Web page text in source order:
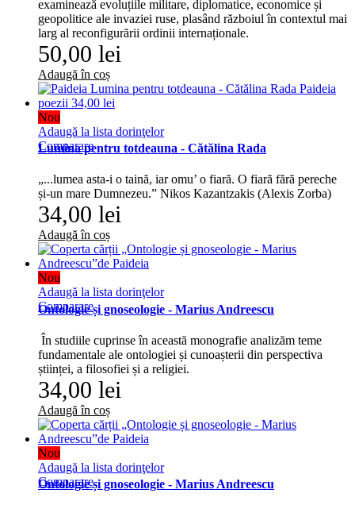
examinează evoluțiile militare, diplomatice, economice și
geopolitice ale invaziei ruse, plasând războiul în contextul mai
larg al reconfigurării ordinii internaționale.
50,00 lei
Adaugă în coș
Nou
Adaugă la lista dorinţelor
Comparare
Lumina pentru totdeauna - Cătălina Rada
„...lumea asta-i o taină, iar omu’ o fiară. O fiară fără pereche
și-un mare Dumnezeu.” Nikos Kazantzakis (Alexis Zorba)
34,00 lei
Adaugă în coș
Nou
Adaugă la lista dorinţelor
Comparare
Ontologie și gnoseologie - Marius Andreescu
În studiile cuprinse în această monografie analizăm teme
fundamentale ale ontologiei și cunoașterii din perspectiva
științei, a filosofiei și a religiei.
34,00 lei
Adaugă în coș
Nou
Adaugă la lista dorinţelor
Comparare
Ontologie și gnoseologie - Marius Andreescu